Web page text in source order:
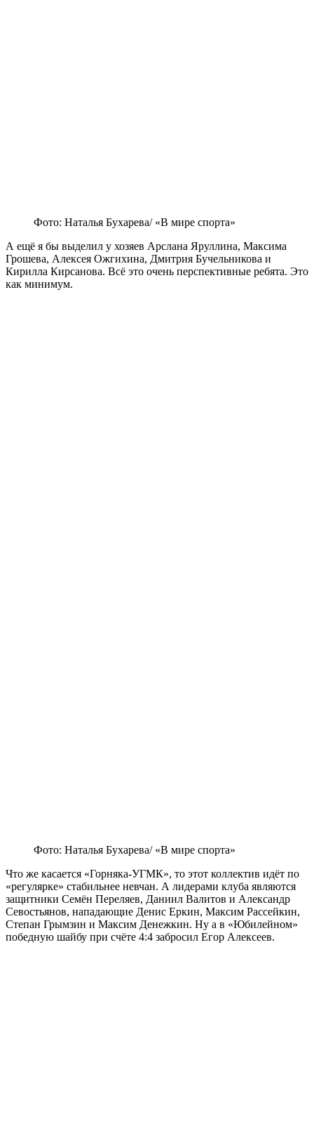
Фото: Наталья Бухарева/ «В мире спорта»
А ещё я бы выделил у хозяев Арслана Яруллина, Максима
Грошева, Алексея Ожгихина, Дмитрия Бучельникова и
Кирилла Кирсанова. Всё это очень перспективные ребята. Это
как минимум.
Фото: Наталья Бухарева/ «В мире спорта»
Что же касается «Горняка-УГМК», то этот коллектив идёт по
«регулярке» стабильнее невчан. А лидерами клуба являются
защитники Семён Переляев, Даниил Валитов и Александр
Севостьянов, нападающие Денис Еркин, Максим Рассейкин,
Степан Грымзин и Максим Денежкин. Ну а в «Юбилейном»
победную шайбу при счёте 4:4 забросил Егор Алексеев.